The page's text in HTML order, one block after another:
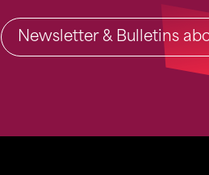
Newsletter & Bulletins